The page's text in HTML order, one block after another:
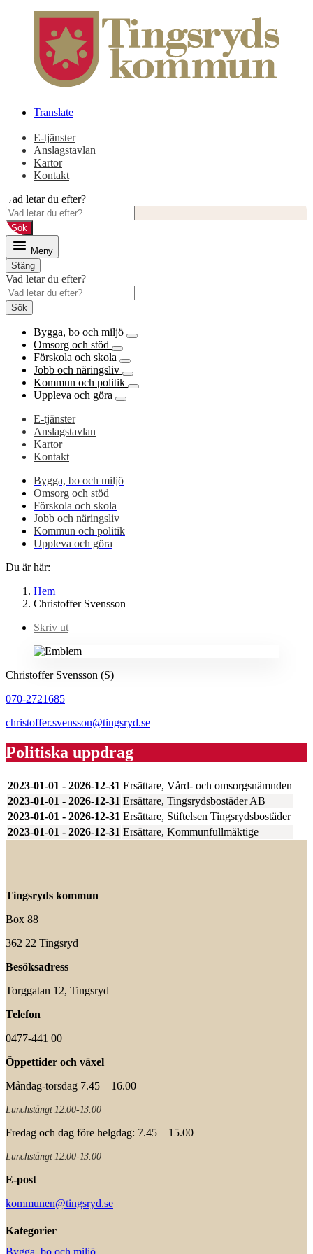
huvudmeny
Translate
E-tjänster
Anslagstavlan
Kartor
Kontakt
Vad letar du efter?
Sök
Meny
Stäng
Vad letar du efter?
Sök
Bygga, bo och miljö
Omsorg och stöd
Förskola och skola
Jobb och näringsliv
Kommun och politik
Uppleva och göra
E-tjänster
Anslagstavlan
Kartor
Kontakt
Bygga, bo och miljö
Omsorg och stöd
Förskola och skola
Jobb och näringsliv
Kommun och politik
Uppleva och göra
Du är här:
Hem
Christoffer Svensson
Skriv ut
Christoffer Svensson (S)
070-2721685
christoffer.svensson@tingsryd.se
Politiska uppdrag
2023-01-01 - 2026-12-31 Ersättare, Vård- och omsorgsnämnden
2023-01-01 - 2026-12-31 Ersättare, Tingsrydsbostäder AB
2023-01-01 - 2026-12-31 Ersättare, Stiftelsen Tingsrydsbostäder
2023-01-01 - 2026-12-31 Ersättare, Kommunfullmäktige
Tingsryds kommun
Box 88
362 22 Tingsryd
Besöksadress
Torggatan 12, Tingsryd
Telefon
0477-441 00
Öppettider och växel
Måndag-torsdag 7.45 – 16.00
Lunchstängt 12.00-13.00
Fredag och dag före helgdag: 7.45 – 15.00
Lunchstängt 12.00-13.00
E-post
kommunen@tingsryd.se
Kategorier
Bygga, bo och miljö